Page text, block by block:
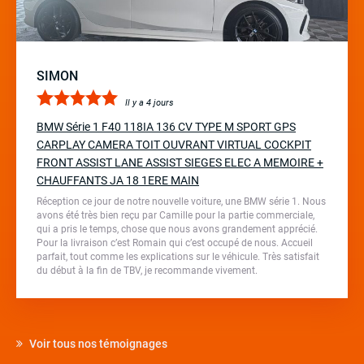
SIMON
Il y a 4 jours
BMW Série 1 F40 118IA 136 CV TYPE M SPORT GPS
CARPLAY CAMERA TOIT OUVRANT VIRTUAL COCKPIT
FRONT ASSIST LANE ASSIST SIEGES ELEC A MEMOIRE +
CHAUFFANTS JA 18 1ERE MAIN
Réception ce jour de notre nouvelle voiture, une BMW série 1. Nous
avons été très bien reçu par Camille pour la partie commerciale,
qui a pris le temps, chose que nous avons grandement apprécié.
Pour la livraison c’est Romain qui c’est occupé de nous. Accueil
parfait, tout comme les explications sur le véhicule. Très satisfait
du début à la fin de TBV, je recommande vivement.
Voir tous nos témoignages